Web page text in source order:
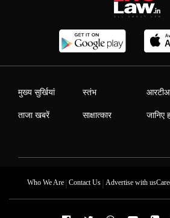
मुख्य सुर्खियां
ताजा खबरें
स्तंभ
साक्षात्कार जानिए
Who We Are| Contact Us| Advertise with us